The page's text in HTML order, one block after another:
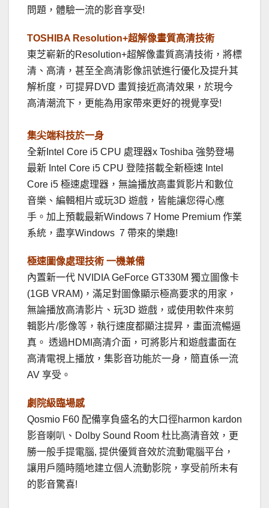
問題，體驗一流的影音享受!
TOSHIBA Resolution+超解像畫質高清技術
東芝嶄新的Resolution+超解像畫質高清技術，將標
清、高清，甚至全高清影像訊號進行優化及提升其
解析度，可提昇DVD 畫質接近高清效果，於現今
高清潮流下，更能為用家帶來更好的視覺享受!
集尖端科技於一身
全新Intel Core i5 CPU 處理器x Toshiba 強勢登場
最新 Intel Core i5 CPU 登陸搭載全新極速 Intel
Core i5 極速處理器，無論播放高畫質影片和數位
音樂、編輯相片或玩3D 遊戲，皆能讓您得心應
手。加上預載最新Windows 7 Home Premium 作業
系統，盡享Windows 7 帶來的樂趣!
極速圖像處理技術 一機兼備
內置新一代 NVIDIA GeForce GT330M 獨立圖像卡
(1GB VRAM)，滿足對圖像顯示極高要求的用家，
無論播放高清影片、玩3D 遊戲，或使用軟件來剪
輯影片/影像等，執行速度都顯注提昇，畫面流暢逼
真。 透過HDMI高清介面，可將影片和遊戲畫面在
高清電視上播放，集影音功能於一身，簡直係一流
AV 享受。
劇院級臨場感
Qosmio F60 配備享負盛名的大口徑harmon kardon
影音喇叭、Dolby Sound Room 杜比高清音效，更
勝一般手提電腦, 提供優質音效於流動電腦平台，
讓用戶隨時隨地建立個人流動影院，享受前所未有
的影音驚喜!